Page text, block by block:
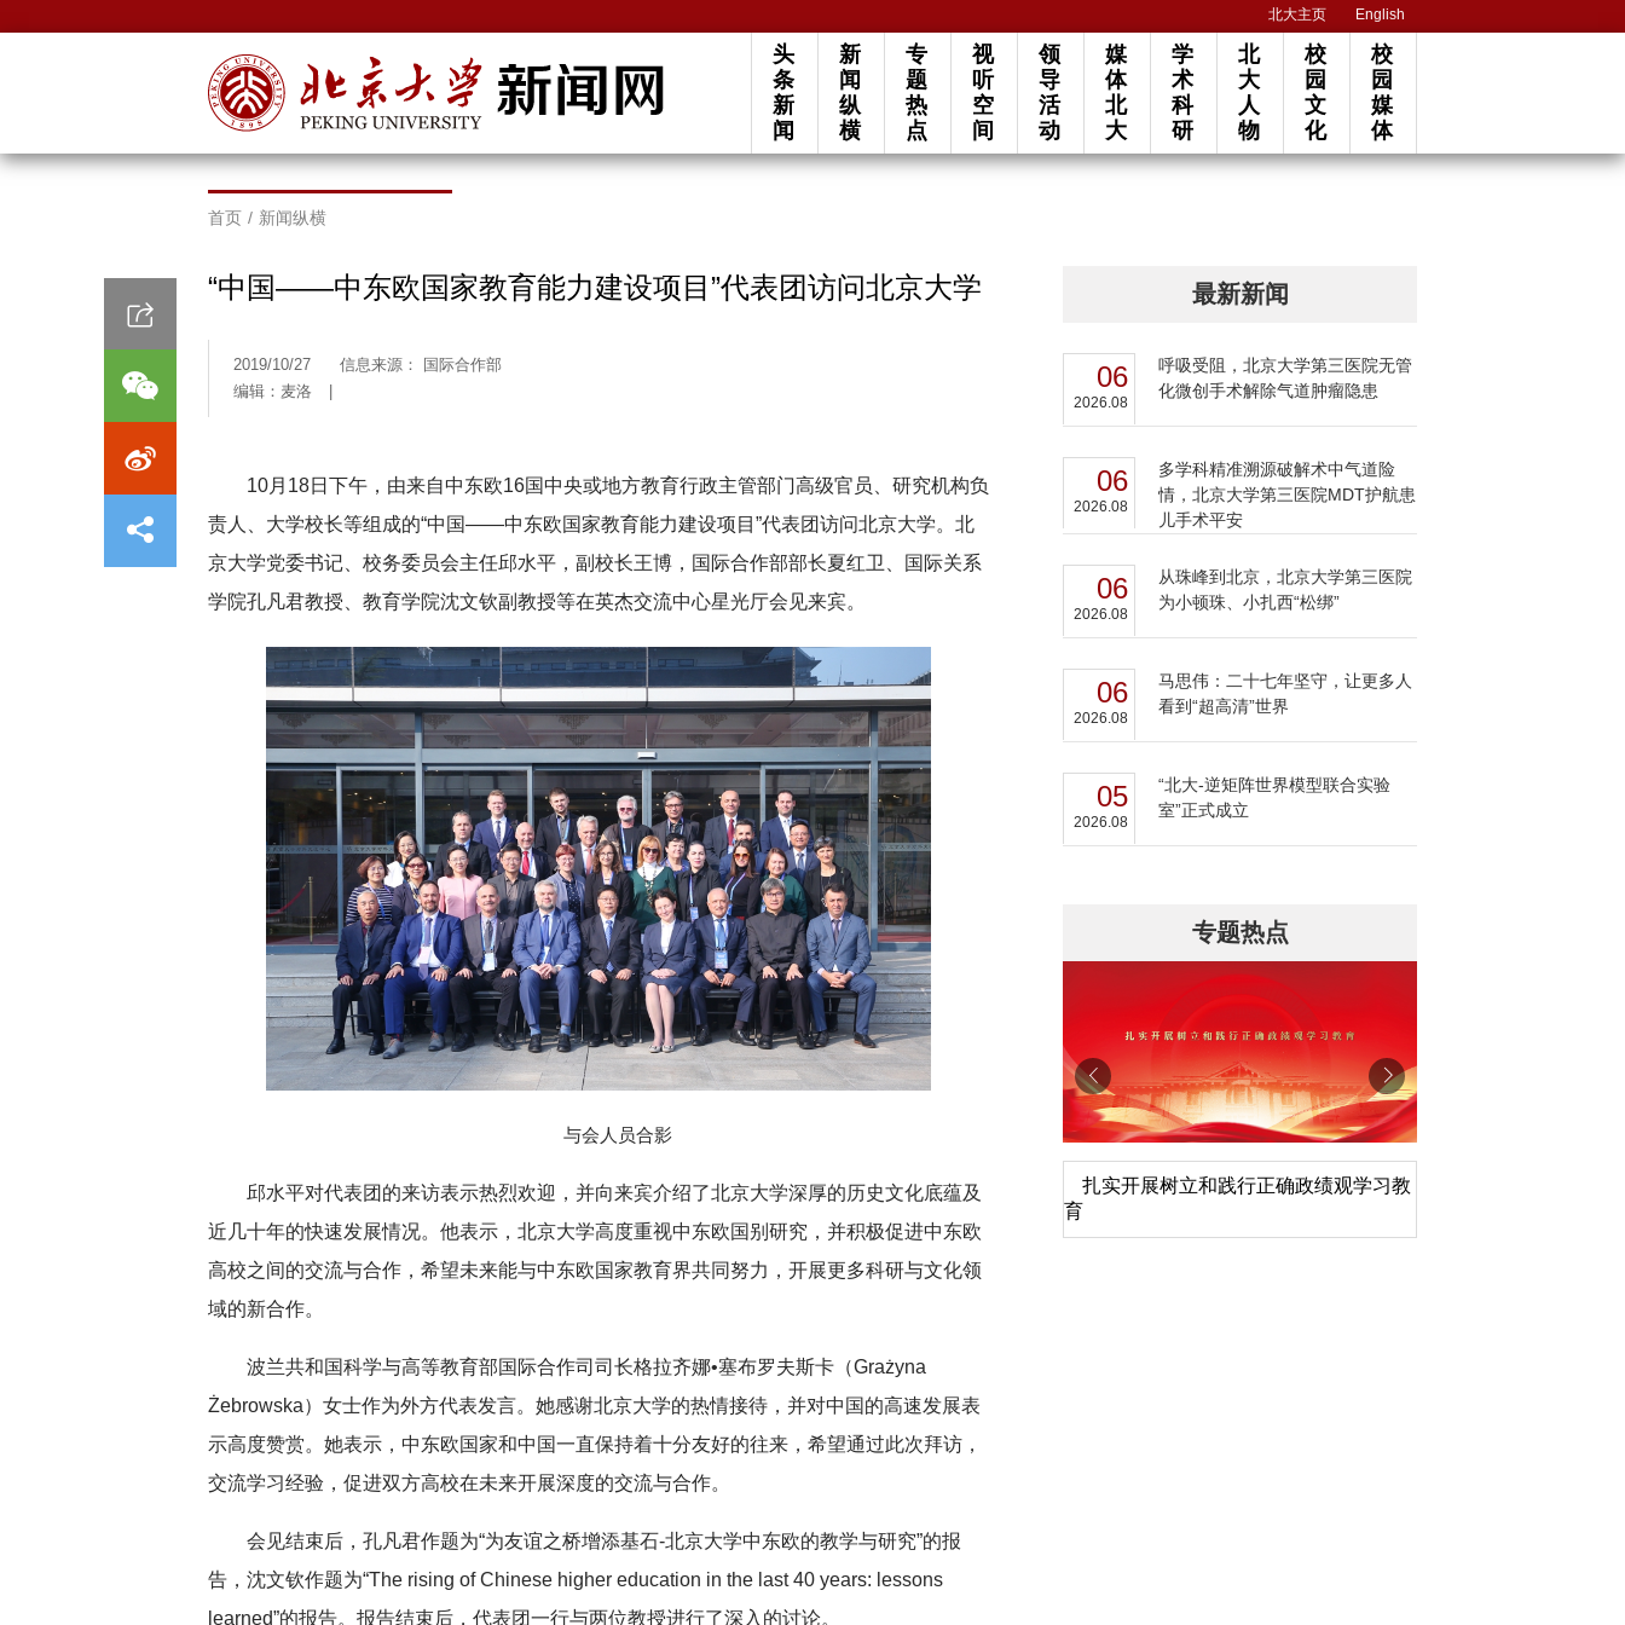
北大主页 English
头
条
新
闻
新
闻
纵
横
专
题
热
点
视
听
空
间
领
导
活
动
媒
体
北
大
学
术
科
研
北
大
人
物
校
园
文
化
校
园
媒
体
首页 / 新闻纵横
“中国——中东欧国家教育能力建设项目”代表团访问北京大学
2019/10/27
信息来源： 国际合作部
编辑：麦洛
10月18日下午，由来自中东欧16国中央或地方教育行政主管部门高级官员、研究机构负
责人、大学校长等组成的“中国——中东欧国家教育能力建设项目”代表团访问北京大学。北
京大学党委书记、校务委员会主任邱水平，副校长王博，国际合作部部长夏红卫、国际关系
学院孔凡君教授、教育学院沈文钦副教授等在英杰交流中心星光厅会见来宾。
与会人员合影
邱水平对代表团的来访表示热烈欢迎，并向来宾介绍了北京大学深厚的历史文化底蕴及
近几十年的快速发展情况。他表示，北京大学高度重视中东欧国别研究，并积极促进中东欧
高校之间的交流与合作，希望未来能与中东欧国家教育界共同努力，开展更多科研与文化领
域的新合作。
波兰共和国科学与高等教育部国际合作司司长格拉齐娜•塞布罗夫斯卡（Grażyna
Żebrowska）女士作为外方代表发言。她感谢北京大学的热情接待，并对中国的高速发展表
示高度赞赏。她表示，中东欧国家和中国一直保持着十分友好的往来，希望通过此次拜访，
交流学习经验，促进双方高校在未来开展深度的交流与合作。
会见结束后，孔凡君作题为“为友谊之桥增添基石-北京大学中东欧的教学与研究”的报
告，沈文钦作题为“The rising of Chinese higher education in the last 40 years: lessons
learned”的报告。报告结束后，代表团一行与两位教授进行了深入的讨论。
最新新闻
06
2026.08
呼吸受阻，北京大学第三医院无管
化微创手术解除气道肿瘤隐患
06
2026.08
多学科精准溯源破解术中气道险
情，北京大学第三医院MDT护航患
儿手术平安
06
2026.08
从珠峰到北京，北京大学第三医院
为小顿珠、小扎西“松绑”
06
2026.08
马思伟：二十七年坚守，让更多人
看到“超高清”世界
05
2026.08
“北大-逆矩阵世界模型联合实验
室”正式成立
专题热点
深切缅怀李政道先生
扎实开展树立和践行正确政绩观学习教
育